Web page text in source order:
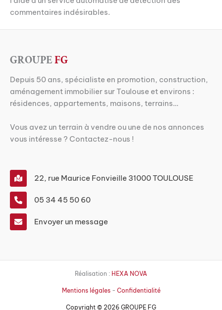
commentaires indésirables.
GROUPEFG
Depuis 50 ans, spécialiste en promotion, construction,
aménagement immobilier sur Toulouse et environs :
résidences, appartements, maisons, terrains…
Vous avez un terrain à vendre ou une de nos annonces
vous intéresse ? Contactez-nous !
22, rue Maurice Fonvieille 31000 TOULOUSE
05 34 45 50 60
Envoyer un message
Réalisation : HEXA NOVA
Mentions légales- Confidentialité
Copyright © 2026 GROUPE FG